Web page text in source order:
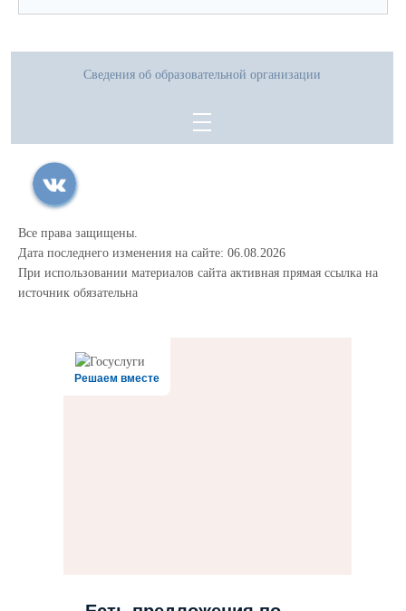
Сведения об образовательной организации
Все права защищены.
Дата последнего изменения на сайте: 06.08.2026
При использовании материалов сайта активная прямая ссылка на
источник обязательна
Решаем вместе